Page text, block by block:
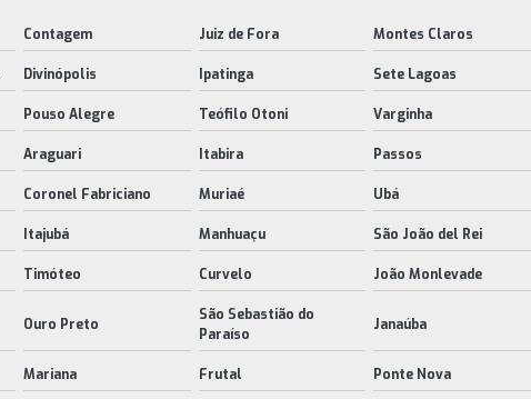
Contagem Juiz de Fora Montes Claros
Divinópolis Ipatinga Sete Lagoas
Pouso Alegre Teófilo Otoni Varginha
Araguari Itabira Passos
Coronel Fabriciano Muriaé Ubá
Itajubá Manhuaçu São João del Rei
Timóteo Curvelo João Monlevade
Ouro Preto
São Sebastião do
Paraíso
Janaúba
Mariana Frutal Ponte Nova